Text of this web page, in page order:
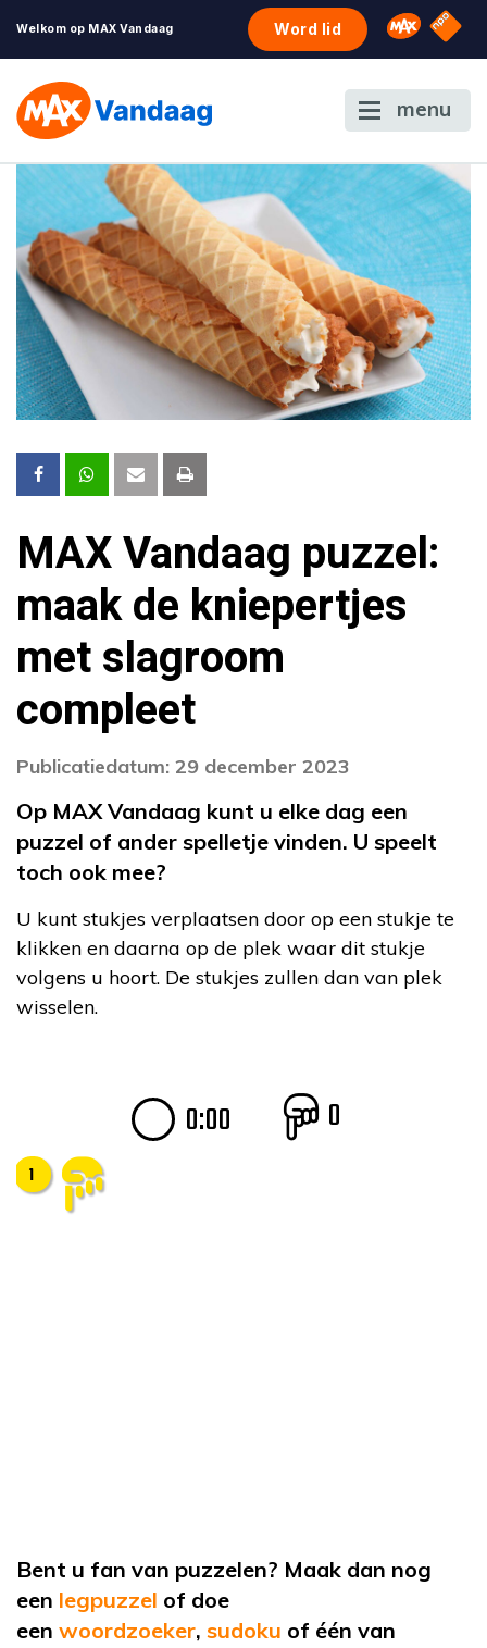
Welkom op MAX Vandaag Word lid Omroep
NPO
menu
MAX Vandaag puzzel:
maak de kniepertjes
met slagroom
compleet
Publicatiedatum: 29 december 2023
Op MAX Vandaag kunt u elke dag een
puzzel of ander spelletje vinden. U speelt
toch ook mee?
U kunt stukjes verplaatsen door op een stukje te
klikken en daarna op de plek waar dit stukje
volgens u hoort. De stukjes zullen dan van plek
wisselen.
Bent u fan van puzzelen? Maak dan nog
een legpuzzel of doe
een woordzoeker, sudoku of één van